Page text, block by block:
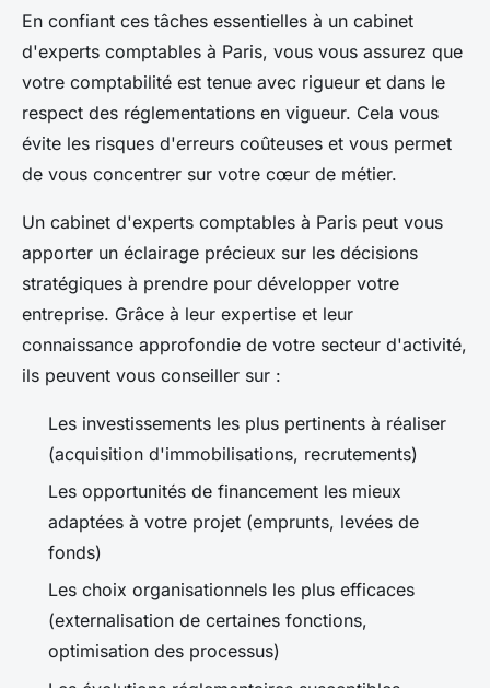
En confiant ces tâches essentielles à un cabinet
d'experts comptables à Paris, vous vous assurez que
votre comptabilité est tenue avec rigueur et dans le
respect des réglementations en vigueur. Cela vous
évite les risques d'erreurs coûteuses et vous permet
de vous concentrer sur votre cœur de métier.
Un cabinet d'experts comptables à Paris peut vous
apporter un éclairage précieux sur les décisions
stratégiques à prendre pour développer votre
entreprise. Grâce à leur expertise et leur
connaissance approfondie de votre secteur d'activité,
ils peuvent vous conseiller sur :
Les investissements les plus pertinents à réaliser
(acquisition d'immobilisations, recrutements)
Les opportunités de financement les mieux
adaptées à votre projet (emprunts, levées de
fonds)
Les choix organisationnels les plus efficaces
(externalisation de certaines fonctions,
optimisation des processus)